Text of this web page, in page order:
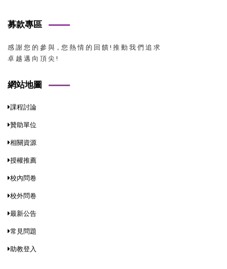
募款專區
感 謝 您 的 參 與，您 熱 情 的 回 饋 ! 推 動 我 們 追 求
卓 越 邁 向 頂 尖 !
網站地圖
課程討論
贊助單位
相關資源
授權推薦
校內問卷
校外問卷
最新公告
常見問題
助教登入